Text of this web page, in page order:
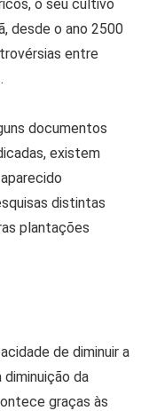
o seu cultivo
desde o ano 2500
entre
documentos
existem
distintas
plantações
de diminuir a
da
graças às